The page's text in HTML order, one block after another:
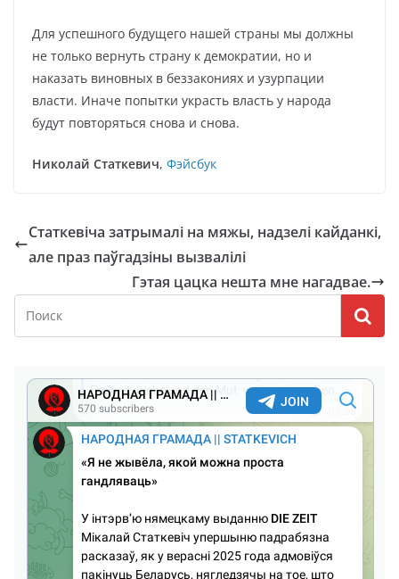
Для успешного будущего нашей страны мы должны
не только вернуть страну к демократии, но и
наказать виновных в беззакониях и узурпации
власти. Иначе попытки украсть власть у народа
будут повторяться снова и снова.
Николай Статкевич, Фэйсбук
Статкевіча затрымалі на мяжы, надзелі кайданкі,
але праз паўгадзіны вызвалілі
Гэтая цацка нешта мне нагадвае.